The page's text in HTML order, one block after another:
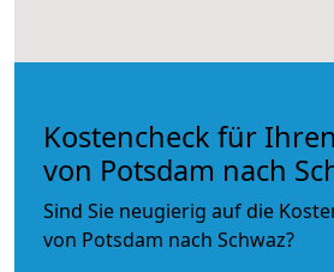
Kostencheck für
von Potsdam nach
Sind Sie neugierig auf die
von Potsdam nach Schwaz?